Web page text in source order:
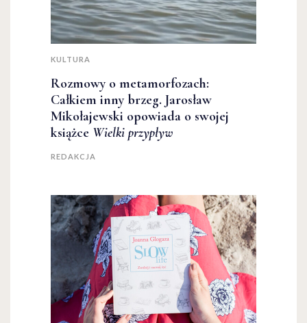
KULTURA
Rozmowy o metamorfozach:
Całkiem inny brzeg. Jarosław
Mikołajewski opowiada o swojej
książce Wielki przypływ
REDAKCJA